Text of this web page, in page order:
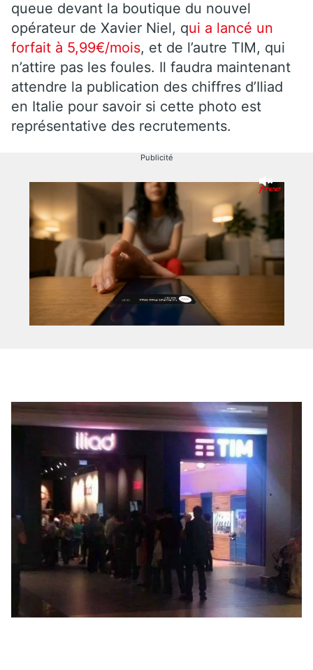
queue devant la boutique du nouvel
opérateur de Xavier Niel, qui a lancé un
forfait à 5,99€/mois, et de l’autre TIM, qui
n’attire pas les foules. Il faudra maintenant
attendre la publication des chiffres d’Iliad
en Italie pour savoir si cette photo est
représentative des recrutements.
Publicité